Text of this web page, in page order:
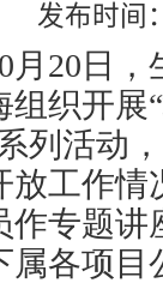
发布时间
20日，
组织开展
列活动
放工作
作专题
属各项